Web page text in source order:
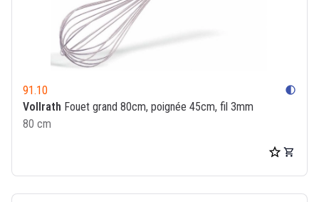
91.10 contrast
Vollrath Fouet grand 80cm, poignée 45cm, fil 3mm
80 cm